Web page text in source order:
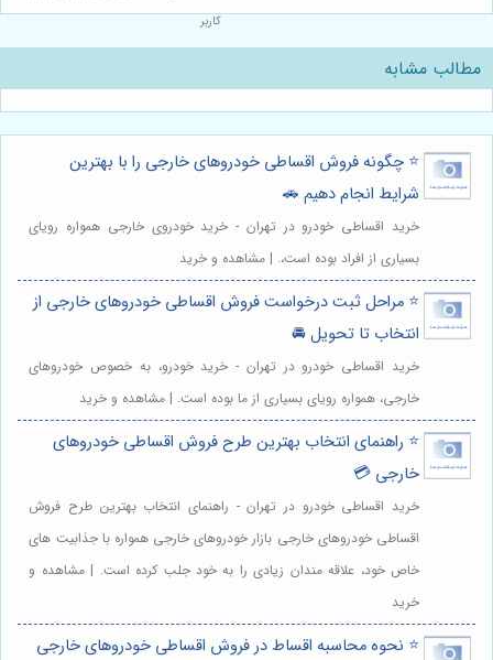
کاربر
مطالب مشابه
⭐️ چگونه فروش اقساطی خودروهای خارجی را با بهترین
شرایط انجام دهیم 🚗
خرید اقساطی خودرو در تهران - خرید خودروی خارجی همواره رویای
بسیاری از افراد بوده است،. | مشاهده و خرید
⭐️ مراحل ثبت درخواست فروش اقساطی خودروهای خارجی از
انتخاب تا تحویل 🚘
خرید اقساطی خودرو در تهران - خرید خودرو، به خصوص خودروهای
خارجی، همواره رویای بسیاری از ما بوده است. | مشاهده و خرید
⭐️ راهنمای انتخاب بهترین طرح فروش اقساطی خودروهای
خارجی 💳
خرید اقساطی خودرو در تهران - راهنمای انتخاب بهترین طرح فروش
اقساطی خودروهای خارجی بازار خودروهای خارجی همواره با جذابیت های
خاص خود، علاقه مندان زیادی را به خود جلب کرده است. | مشاهده و
خرید
⭐️ نحوه محاسبه اقساط در فروش اقساطی خودروهای خارجی